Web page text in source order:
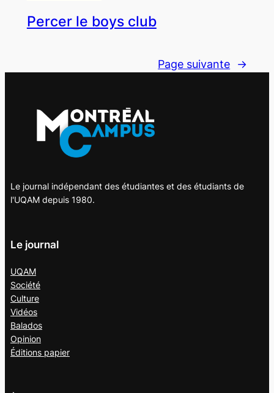
Percer le boys club
Page suivante →
Le journal indépendant des étudiantes et des étudiants de
l'UQAM depuis 1980.
Le journal
UQAM
Société
Culture
Vidéos
Balados
Opinion
Éditions papier